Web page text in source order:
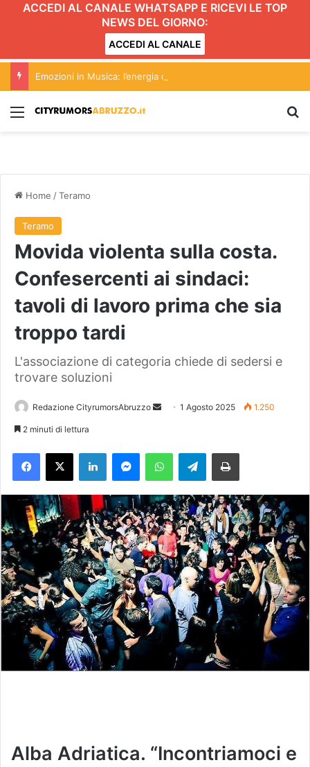
ACCEDI AL CANALE WHATSAPP E RICEVI LE TOP
NEWS DEL GIORNO:
ACCEDI AL CANALE
Menu
Home /Teramo
Teramo
Movida violenta sulla costa.
Confesercenti ai sindaci:
tavoli di lavoro prima che sia
troppo tardi
L'associazione di categoria chiede di sedersi e
trovare soluzioni
Redazione CityrumorsAbruzzo
a
n
'
e
m
a
i
l
1 Agosto 2025 1.250
2 minuti di lettura
Telegram
Alba Adriatica. “Incontriamoci e